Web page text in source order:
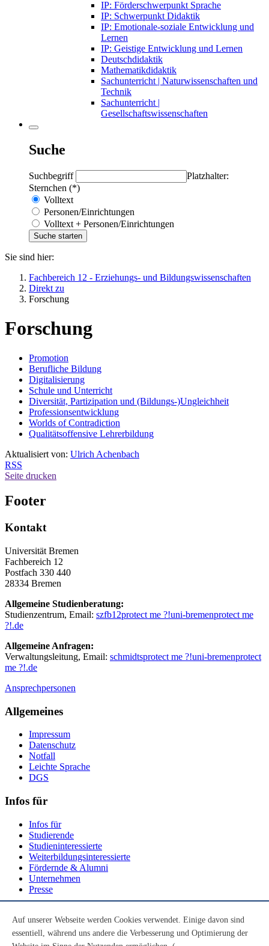
IP: Förderschwerpunkt Sprache
IP: Schwerpunkt Didaktik
IP: Emotionale-soziale Entwicklung und
Lernen
IP: Geistige Entwicklung und Lernen
Deutschdidaktik
Mathematikdidaktik
Sachunterricht | Naturwissenschaften und
Technik
Sachunterricht |
Gesellschaftswissenschaften
Suche
Suchbegriff
Platzhalter:
Sternchen (*)
Volltext
Personen/Einrichtungen
Volltext + Personen/Einrichtungen
Sie sind hier:
Fachbereich 12 - Erziehungs- und Bildungswissenschaften
Direkt zu
Forschung
Forschung
Promotion
Berufliche Bildung
Digitalisierung
Schule und Unterricht
Diversität, Partizipation und (Bildungs-)Ungleichheit
Professionsentwicklung
Worlds of Contradiction
Qualitätsoffensive Lehrerbildung
Aktualisiert von: Ulrich Achenbach
RSS
Seite drucken
Footer
Kontakt
Universität Bremen
Fachbereich 12
Postfach 330 440
28334 Bremen
Allgemeine Studienberatung:
Studienzentrum, Email: szfb12protect me ?!uni-bremenprotect me
?!.de
Allgemeine Anfragen:
Verwaltungsleitung, Email: schmidtsprotect me ?!uni-bremenprotect
me ?!.de
Ansprechpersonen
Allgemeines
Impressum
Datenschutz
Notfall
Leichte Sprache
DGS
Infos für
Infos für
Studierende
Studieninteressierte
Weiterbildungsinteressierte
Fördernde & Alumni
Unternehmen
Presse
Youtube
Auf unserer Webseite werden Cookies verwendet. Einige davon sind
essentiell, während uns andere die Verbesserung und Optimierung der